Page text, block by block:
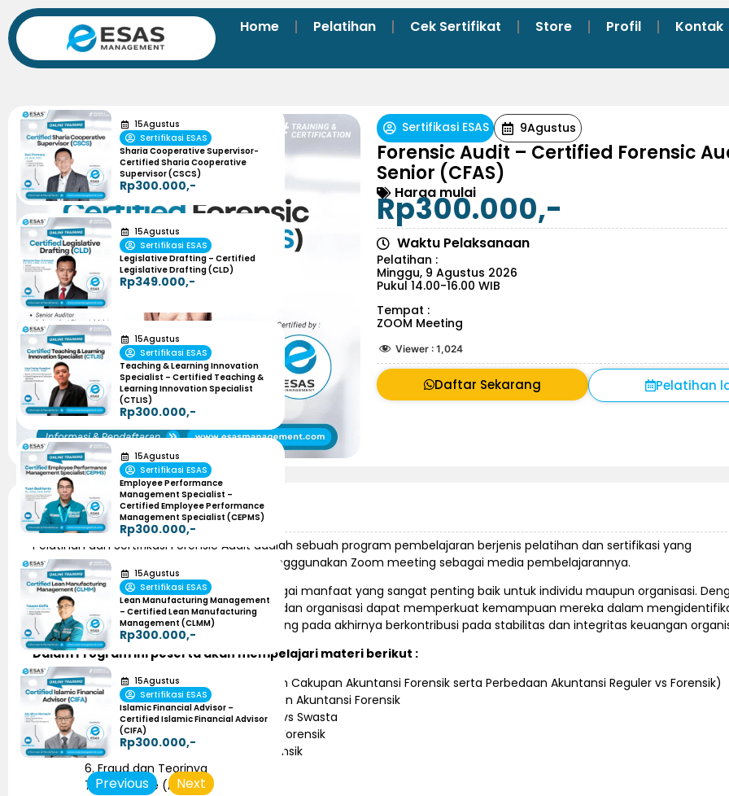
Home Pelatihan Cek Sertifikat Store Profil Kontak
Sertifikasi ESAS 9Agustus
Forensic Audit – Certified Forensic
Senior (CFAS)
Harga mulai
Rp300.000,-
Waktu Pelaksanaan
Pelatihan :
Minggu, 9 Agustus 2026
Pukul 14.00-16.00 WIB
Tempat :
ZOOM Meeting
Viewer : 1,024
Daftar Sekarang Pelatihan
Informasi Pelatihan
Pelatihan dan Sertifikasi Forensic Audit adalah sebuah program pembelajaran berjenis pelatihan dan sertifikasi yang
diselenggarakan secara online dengan mengggunakan Zoom meeting sebagai media pembelajarannya.
Pelatihan forensic audit memberikan berbagai manfaat yang sangat penting baik untuk individu maupun organisasi.
mengikuti pelatihan forensic audit, individu dan organisasi dapat memperkuat kemampuan mereka dalam
mencegah, dan menangani kecurangan, yang pada akhirnya berkontribusi pada stabilitas dan integritas keuangan
Dalam Program ini peserta akan mempelajari materi berikut :
Pendahuluan (Definisi , Fokus dan Cakupan Akuntansi Forensik serta Perbedaan Akuntansi Reguler vs Forensik)
Jenis Audit dan Hubungan dengan Akuntansi Forensik
Akuntansi Forensik: Sektor Publik vs Swasta
Kompetensi dan Atribut Auditor Forensik
Kode Etik dan Standar Audit Forensik
Fraud dan Teorinya
Fraud Tree (ACFE)
15Agustus
Sertifikasi ESAS
Sharia Cooperative Supervisor-
Certified Sharia Cooperative
Supervisor (CSCS)
Rp300.000,-
15Agustus
Sertifikasi ESAS
Legislative Drafting – Certified
Legislative Drafting (CLD)
Rp349.000,-
15Agustus
Sertifikasi ESAS
Teaching & Learning Innovation
Specialist – Certified Teaching &
Learning Innovation Specialist
(CTLIS)
Rp300.000,-
15Agustus
Sertifikasi ESAS
Employee Performance
Management Specialist –
Certified Employee Performance
Management Specialist (CEPMS)
Rp300.000,-
15Agustus
Sertifikasi ESAS
Lean Manufacturing Management
– Certified Lean Manufacturing
Management (CLMM)
Rp300.000,-
15Agustus
Sertifikasi ESAS
Islamic Financial Advisor –
Certified Islamic Financial Advisor
(CIFA)
Rp300.000,-
Previous Next